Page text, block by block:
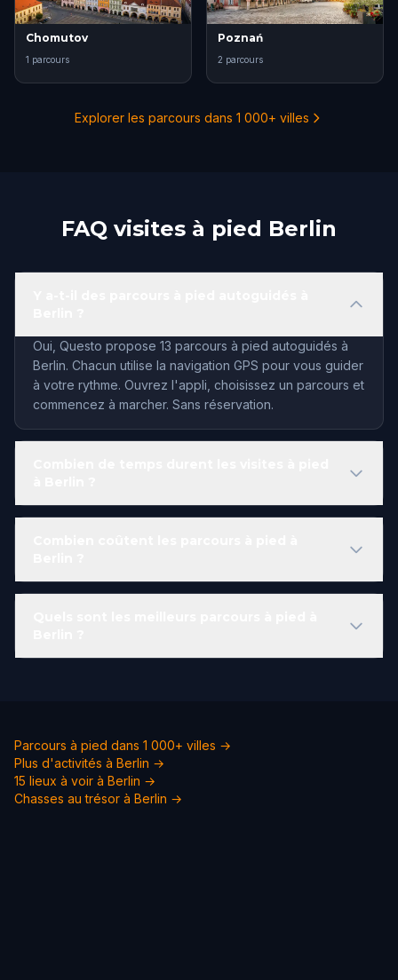
Chomutov
1 parcours
Poznań
2 parcours
Explorer les parcours dans 1 000+ villes
FAQ visites à pied Berlin
Oui, Questo propose 13 parcours à pied autoguidés à
Berlin. Chacun utilise la navigation GPS pour vous guider
à votre rythme. Ouvrez l'appli, choisissez un parcours et
commencez à marcher. Sans réservation.
Parcours à pied dans 1 000+ villes →
Plus d'activités à Berlin →
15 lieux à voir à Berlin →
Chasses au trésor à Berlin →